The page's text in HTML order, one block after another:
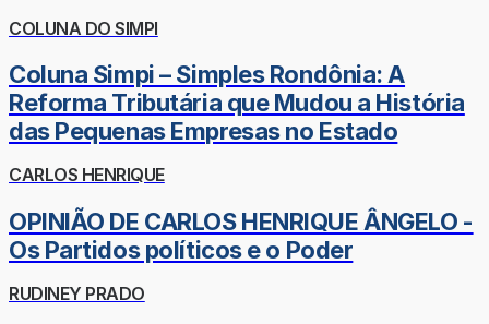
COLUNA DO SIMPI
Coluna Simpi – Simples Rondônia: A
Reforma Tributária que Mudou a História
das Pequenas Empresas no Estado
CARLOS HENRIQUE
OPINIÃO DE CARLOS HENRIQUE ÂNGELO -
Os Partidos políticos e o Poder
RUDINEY PRADO